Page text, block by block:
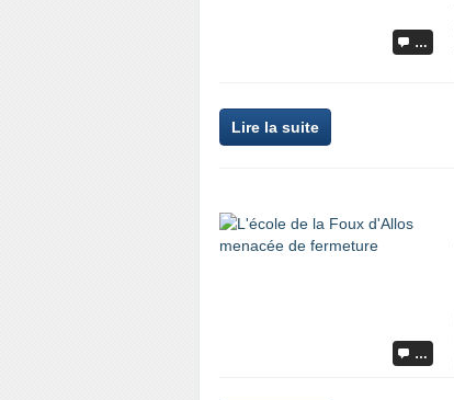
…
Lire la suite
…